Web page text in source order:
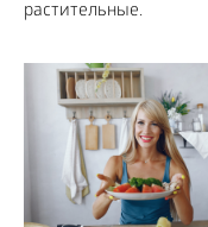
растительные.